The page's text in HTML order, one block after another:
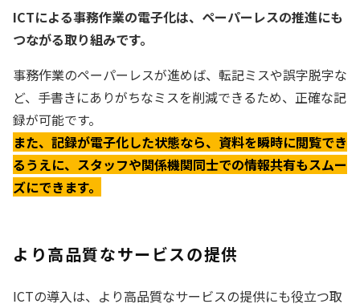
ICTによる事務作業の電子化は、ペーパーレスの推進にも
つながる取り組みです。
事務作業のペーパーレスが進めば、転記ミスや誤字脱字な
ど、手書きにありがちなミスを削減できるため、正確な記
録が可能です。
また、記録が電子化した状態なら、資料を瞬時に閲覧でき
るうえに、スタッフや関係機関同士での情報共有もスムー
ズにできます。
より高品質なサービスの提供
ICTの導入は、より高品質なサービスの提供にも役立つ取